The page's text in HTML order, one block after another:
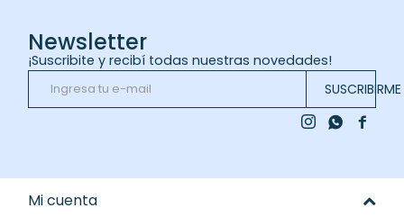
Newsletter
¡Suscribite y recibí todas nuestras novedades!
SUSCRIBIRME

 
Mi cuenta